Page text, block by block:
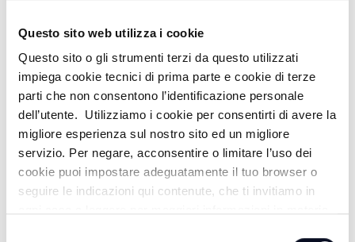
Questo sito web utilizza i cookie
Questo sito o gli strumenti terzi da questo utilizzati
impiega cookie tecnici di prima parte e cookie di terze
parti che non consentono l’identificazione personale
dell’utente. Utilizziamo i cookie per consentirti di avere la
migliore esperienza sul nostro sito ed un migliore
servizio. Per negare, acconsentire o limitare l’uso dei
cookie puoi impostare adeguatamente il tuo browser o
seguire le indicazioni qui contenute, che ti invitiamo in
ALTRE NOTIZIE TUTTE LE NOTIZIE